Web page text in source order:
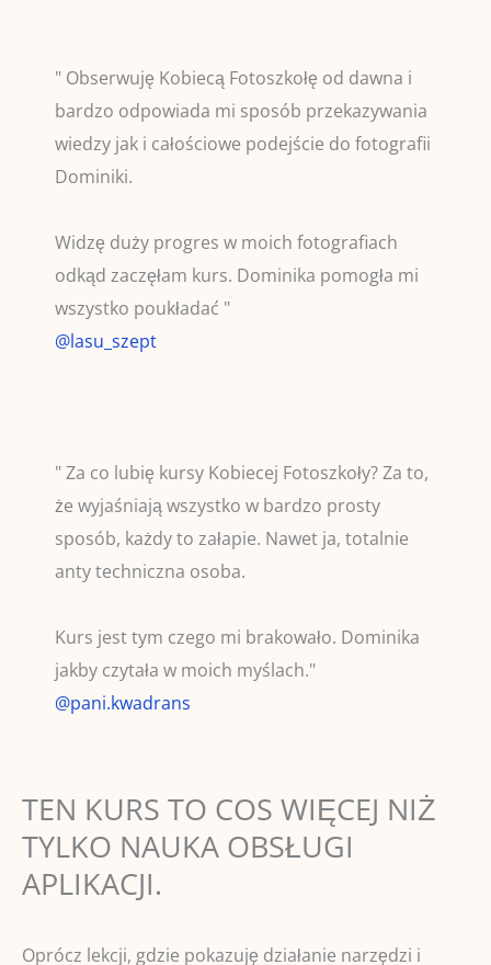
" Obserwuję Kobiecą Fotoszkołę od dawna i
bardzo odpowiada mi sposób przekazywania
wiedzy jak i całościowe podejście do fotografii
Dominiki.
Widzę duży progres w moich fotografiach
odkąd zaczęłam kurs. Dominika pomogła mi
wszystko poukładać "
@lasu_szept
" Za co lubię kursy Kobiecej Fotoszkoły? Za to,
że wyjaśniają wszystko w bardzo prosty
sposób, każdy to załapie. Nawet ja, totalnie
anty techniczna osoba.
Kurs jest tym czego mi brakowało. Dominika
jakby czytała w moich myślach."
@pani.kwadrans
TEN KURS TO COS WIĘCEJ NIŻ
TYLKO NAUKA OBSŁUGI
APLIKACJI.
Oprócz lekcji, gdzie pokazuję działanie narzędzi i